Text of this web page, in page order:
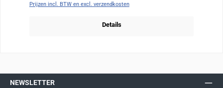
Prijzen incl. BTW en excl. verzendkosten
Details
NEWSLETTER